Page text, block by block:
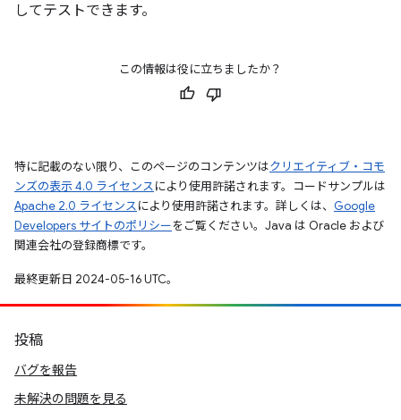
してテストできます。
この情報は役に立ちましたか？
特に記載のない限り、このページのコンテンツはクリエイティブ・コモ
ンズの表示 4.0 ライセンスにより使用許諾されます。コードサンプルは
Apache 2.0 ライセンスにより使用許諾されます。詳しくは、 Google
Developers サイトのポリシーをご覧ください。Java は Oracle および
関連会社の登録商標です。
最終更新日 2024-05-16 UTC。
投稿
バグを報告
未解決の問題を見る